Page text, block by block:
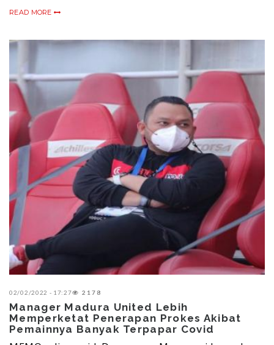
READ MORE
02/02/2022 - 17:27 2178
Manager Madura United Lebih
Memperketat Penerapan Prokes Akibat
Pemainnya Banyak Terpapar Covid